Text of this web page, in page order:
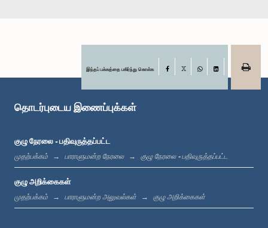
கௌரவ (திருமதி) மஞ்சுலா திசாநாயக, பா.உ.
இந்தப் பக்கத்தை பகிர்ந்து கொள்க Facebook
LinkedIn
தொடர்புடைய இணைப்புக்கள்
குழு நேரலை - பதிவுருத்தப்பட்ட
முதற்பக்கம் பாராளுமன்ற நேரலை குழு நேரலை - பதிவுருத்தப்பட்ட
குழு அறிக்கைகள்
முதற்பக்கம் பாராளுமன்ற அலுவல்கள் குழு அறிக்கைகள்